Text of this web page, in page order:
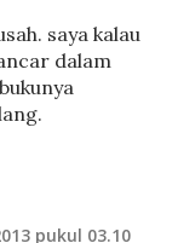
saya kalau
dalam
pukul 03.10